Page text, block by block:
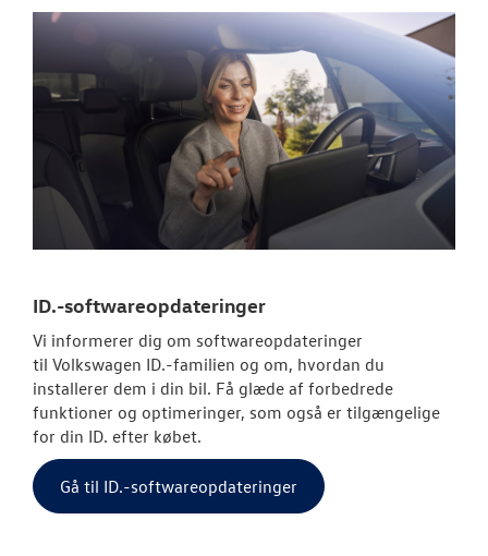
TILBEHØR
OM OS
KONTAKT
RESERVEDELE
ID.-softwareopdateringer
Vi informerer dig om softwareopdateringer
til Volkswagen ID.-familien og om, hvordan du
installerer dem i din bil. Få glæde af forbedrede
funktioner og optimeringer, som også er tilgængelige
for din ID. efter købet.
Gå til ID.-softwareopdateringer